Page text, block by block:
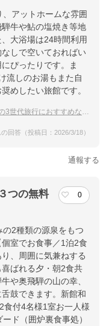
温泉／東海北陸道高山
経由で平湯温泉
提供：楽天トラベル
見る
アットホームな雰囲
牛や鮎の塩焼き等地
大浴場は24時間利用
しで空いておればい
ぴったりです。ま
流しのお湯もまた自
めしたい旅館です。
代旅行におすすめな宿は？
回答（投稿日：2026/3/18）
通報する
つの無料
0
2種類の源泉をもつ
室でお食事／1泊2食
、周囲に気兼ねする
ばれる夕・朝2食共
や奥飛騨の山の幸、
鼓できます。新館和
食付4名様1室お一人様
ド（囲炉裏食事処）